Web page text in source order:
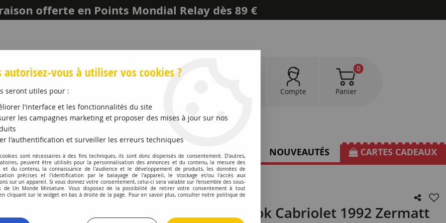
offerte en Points Mondial Relay dès 89 €
Compte
0
Panier
MAQUETTES ET ACCESSOIRES PROMOTIONS NOUVEAUTÉS CARTES CADEAUX
911 Turbo Look Cabriolet 1992 Zermatt Silver Metallic
NOREV
Porsche 911 Turbo Look Cabriolet 1992 Zermatt
autorisez-vous à utiliser vos cookies ?
seront utiles pour :
l'interface et les fonctionnalités du site
les campagnes marketing et proposer des mises à jour sur nos
l'authentification et surveiller les erreurs techniques
sont nécessaires à des fins techniques, ils sont donc dispensés de consentement. D'autres,
peuvent être utilisés pour la personnalisation des annonces et du contenu, la mesure des
et du contenu, la connaissance de l'audience et le développement de produits, les données de
précises et l'identification par le balayage de l'appareil, le stockage et/ou l'accès aux
sur un appareil. Si vous donnez votre consentement, celui-ci sera valable sur l’ensemble des sous-
de Un Monde Miniature. Vous disposez de la possibilité de retirer votre consentement à tout
cliquant sur le widget en bas à droite de la page. Pour en savoir plus, consulter notre politique de